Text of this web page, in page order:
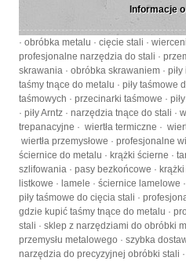
Informacje
· obróbka metalu · cięcie stali ·
profesjonalne narzędzia do stali ·
skrawania · obróbka skrawaniem · piły
taśmy tnące do metalu · piły taśmowe
taśmowych · przecinarki taśmowe ·
· piły Arntz · narzędzia tnące do stali ·
trepanacyjne · wiertła termiczne ·
wiertła przemysłowe · profesjonalne
ściernice do metalu · krążki ścierne ·
szlifowania · pasy bezkońcowe ·
listkowe · lamele · ściernice lamelowe
piły taśmowe do cięcia stali ·
gdzie kupić taśmy tnące do metalu ·
stali · sklep z narzędziami do obróbki
przemysłu metalowego · szybka
narzędzia do precyzyjnej obróbki stali ·